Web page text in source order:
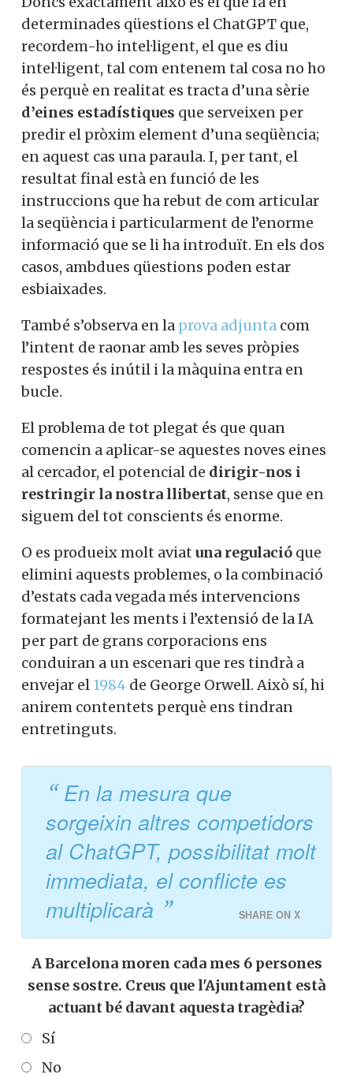
determinades qüestions el ChatGPT que,
recordem-ho intel·ligent, el que es diu
intel·ligent, tal com entenem tal cosa no ho
és perquè en realitat es tracta d’una sèrie
d’eines estadístiques que serveixen per
predir el pròxim element d’una seqüència;
en aquest cas una paraula. I, per tant, el
resultat final està en funció de les
instruccions que ha rebut de com articular
la seqüència i particularment de l’enorme
informació que se li ha introduït. En els dos
casos, ambdues qüestions poden estar
esbiaixades.
També s’observa en la prova adjunta com
l’intent de raonar amb les seves pròpies
respostes és inútil i la màquina entra en
bucle.
El problema de tot plegat és que quan
comencin a aplicar-se aquestes noves eines
al cercador, el potencial de dirigir-nos i
restringir la nostra llibertat, sense que en
siguem del tot conscients és enorme.
O es produeix molt aviat una regulació que
elimini aquests problemes, o la combinació
d’estats cada vegada més intervencions
formatejant les ments i l’extensió de la IA
per part de grans corporacions ens
conduiran a un escenari que res tindrà a
envejar el 1984 de George Orwell. Això sí, hi
anirem contentets perquè ens tindran
entretinguts.
En la mesura que
sorgeixin altres competidors
al ChatGPT, possibilitat molt
immediata, el conflicte es
multiplicarà
SHARE ON X
A Barcelona moren cada mes 6 persones
sense sostre. Creus que l'Ajuntament està
actuant bé davant aquesta tragèdia?
Sí
No